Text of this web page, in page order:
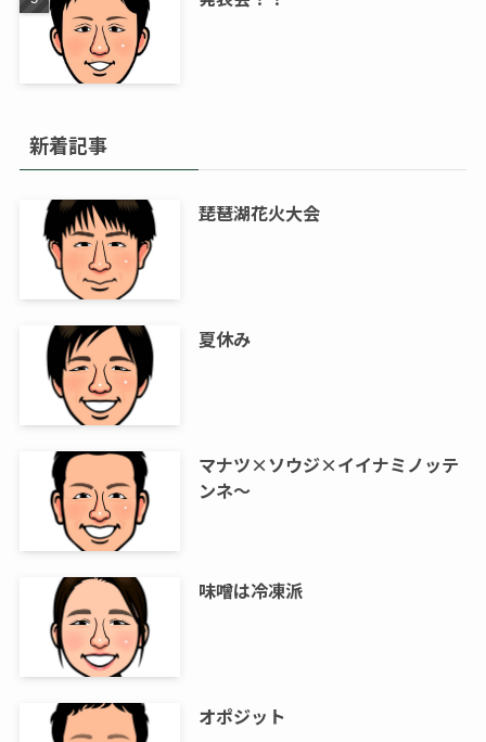
新着記事
琵琶湖花火大会
夏休み
マナツ×ソウジ×イイナミノッテ
ンネ～
味噌は冷凍派
オポジット